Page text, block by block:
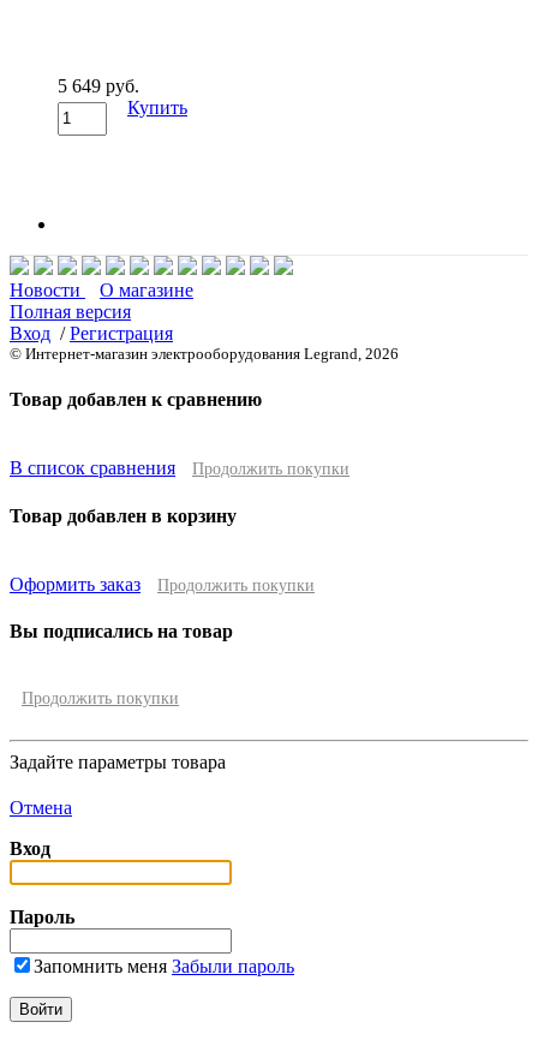
5 649 руб.
Купить
Новости
О магазине
Полная версия
Вход /Регистрация
© Интернет-магазин электрооборудования Legrand, 2026
Товар добавлен к сравнению
В список сравнения Продолжить покупки
Товар добавлен в корзину
Оформить заказ Продолжить покупки
Вы подписались на товар
Продолжить покупки
Задайте параметры товара
Отмена
Вход
Пароль
Запомнить меня Забыли пароль